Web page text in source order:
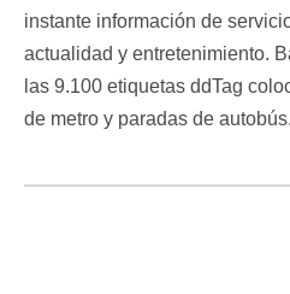
instante información de
actualidad y entretenimiento.
las 9.100 etiquetas ddTag
de metro y paradas de autobús.